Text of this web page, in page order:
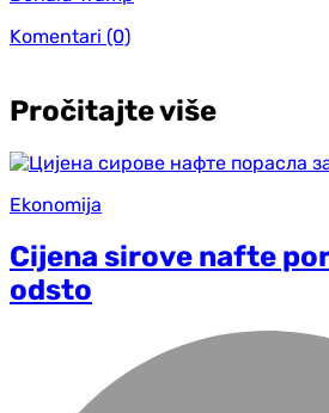
Komentari (0)
Pročitajte više
Ekonomija
Cijena sirove nafte
odsto